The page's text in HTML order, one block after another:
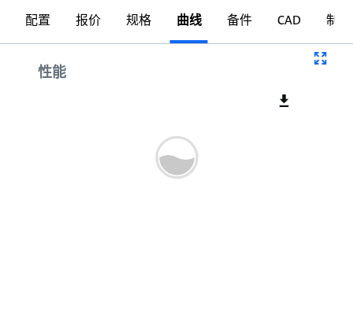
配置 报价 规格 曲线 备件 CAD 制图
性能